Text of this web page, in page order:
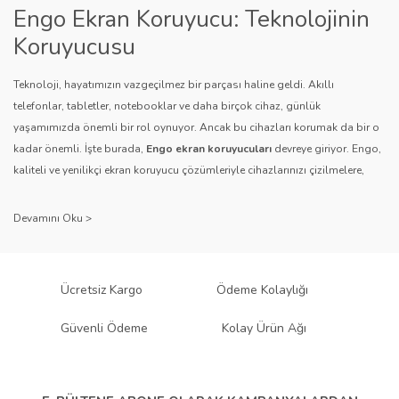
Bu ürüne benzer farklı alternatifler olmalı.
Gönder
Engo Ekran Koruyucu: Teknolojinin
Koruyucusu
Teknoloji, hayatımızın vazgeçilmez bir parçası haline geldi. Akıllı
telefonlar, tabletler, notebooklar ve daha birçok cihaz, günlük
yaşamımızda önemli bir rol oynuyor. Ancak bu cihazları korumak da bir o
kadar önemli. İşte burada, Engo ekran koruyucuları devreye giriyor. Engo,
kaliteli ve yenilikçi ekran koruyucu çözümleriyle cihazlarınızı çizilmelere,
sağlıyor.
Engo ekran koruyucuları
, uzun yıllara dayanan tecrübesi ve teknolojiye
ürününü titiz bir kalite kontrol sürecinden geçirir. Kullanıcı dostu tasarımı
Ücretsiz Kargo Ödeme Kolaylığı
Güvenli Ödeme Kolay Ürün Ağı